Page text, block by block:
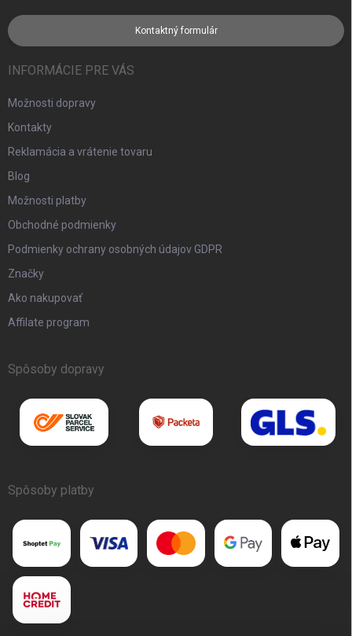
Kontaktný formulár
INFORMÁCIE PRE VÁS
Možnosti dopravy
Kontakty
Reklamácia a vrátenie tovaru
Blog
Možnosti platby
Obchodné podmienky
Podmienky ochrany osobných údajov GDPR
Značky
Ako nakupovať
Affilate program
Spôsoby dopravy
Spôsoby platby